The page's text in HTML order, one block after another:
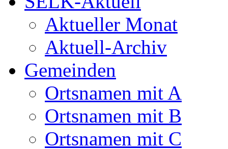
Aktueller Monat
Aktuell-Archiv
Gemeinden
Ortsnamen mit A
Ortsnamen mit B
Ortsnamen mit C